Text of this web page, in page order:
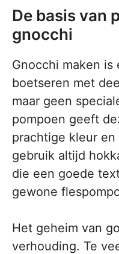
De basis van
gnocchi
Gnocchi maken is
boetseren met
maar geen
pompoen geeft
prachtige kleur
gebruik altijd
die een goede
gewone
Het geheim van
verhouding. Te